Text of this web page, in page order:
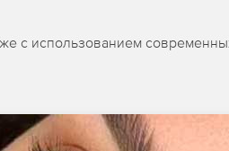
с использованием